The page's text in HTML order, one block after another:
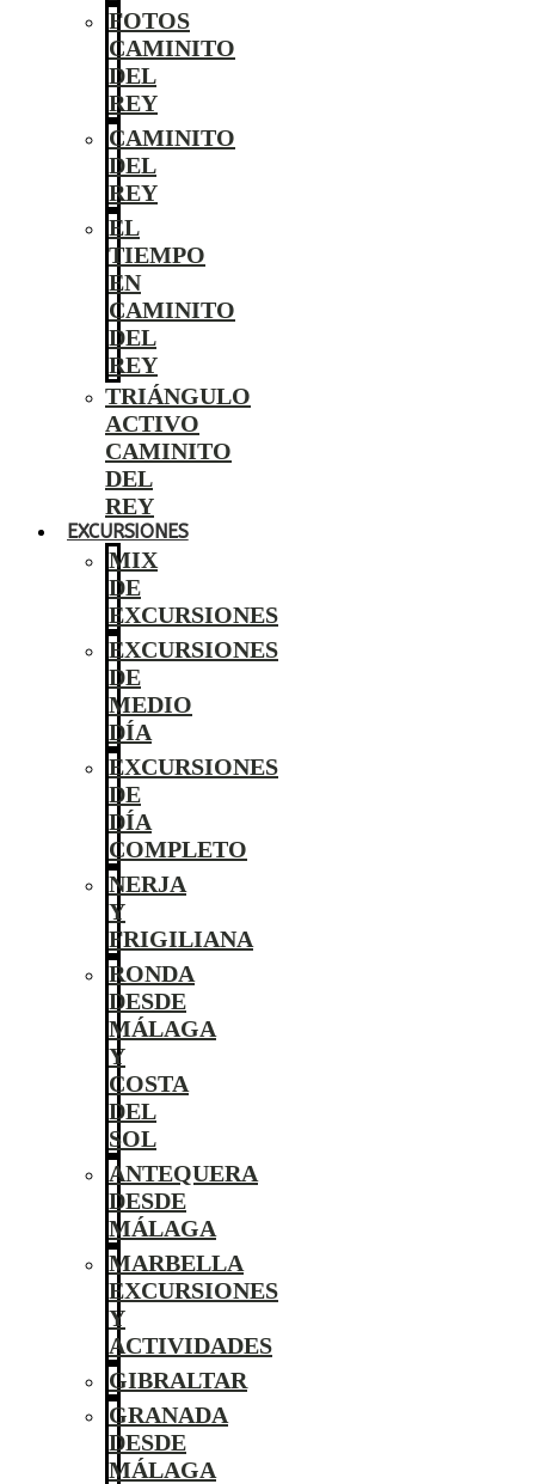
FOTOS
CAMINITO
DEL
REY
CAMINITO
DEL
REY
EL
TIEMPO
EN
CAMINITO
DEL
REY
TRIÁNGULO
ACTIVO
CAMINITO
DEL
REY
EXCURSIONES
MIX
DE
EXCURSIONES
EXCURSIONES
DE
MEDIO
DÍA
EXCURSIONES
DE
DÍA
COMPLETO
NERJA
Y
FRIGILIANA
RONDA
DESDE
MÁLAGA
Y
COSTA
DEL
SOL
ANTEQUERA
DESDE
MÁLAGA
MARBELLA
EXCURSIONES
Y
ACTIVIDADES
GIBRALTAR
GRANADA
DESDE
MÁLAGA